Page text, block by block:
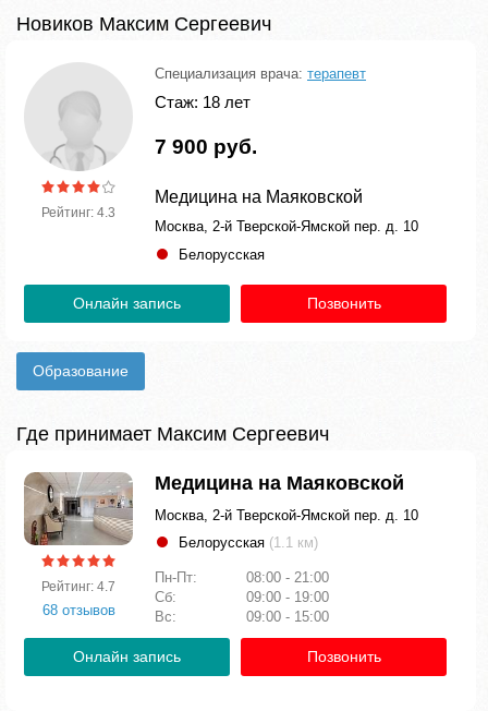
Новиков Максим Сергеевич
Рейтинг: 4.3
Специализация врача: терапевт
Стаж: 18 лет
7 900 руб.
Медицина на Маяковской
Москва, 2-й Тверской-Ямской пер. д. 10
Белорусская
Онлайн запись Позвонить
Образование
Где принимает Максим Сергеевич
Рейтинг: 4.7
68 отзывов
Медицина на Маяковской
Москва, 2-й Тверской-Ямской пер. д. 10
Белорусская (1.1 км)
Пн-Пт:
08:00 - 21:00
Сб:
09:00 - 19:00
Вс:
09:00 - 15:00
Онлайн запись Позвонить